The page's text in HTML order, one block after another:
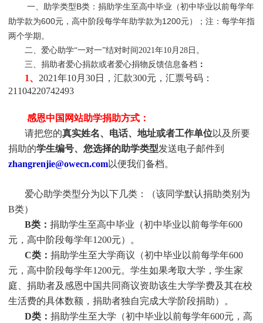
一、助学类型B类：捐助学生至高中毕业（初中毕业以前每学年
助学款为600元，高中阶段每学年助学款为1200元）；注：每学年指
两个学期。
二、爱心助学“一对一”结对时间2021年10月28日。
三、捐助者爱心捐款或者爱心捐物反馈信息备档 ：
1、 2021年10月30日，汇款300元，汇票号码：
21104220742493
感恩中国网站助学捐助方式：
请把您的真实姓名、电话、地址或者工作单位以及所要
捐助的学生编号、您选择的助学类型发送电子邮件到
zhangrenjie@owecn.com以便我们备档。
爱心助学类型分为以下几类：（该同学默认捐助类别为
B类）
B类： 捐助学生至高中毕业（初中毕业以前每学年600
元，高中阶段每学年1200元）。
C类： 捐助学生至大学商议（初中毕业以前每学年600
元，高中阶段每学年1200元。 学生如果考取大学， 学生家
庭、捐助者及感恩中国共同商议资助该生大学学费及其在校
生活费的具体数额，捐助者独自完成大学阶段捐助）。
D类： 捐助学生至大学（初中毕业以前每学年600元，高